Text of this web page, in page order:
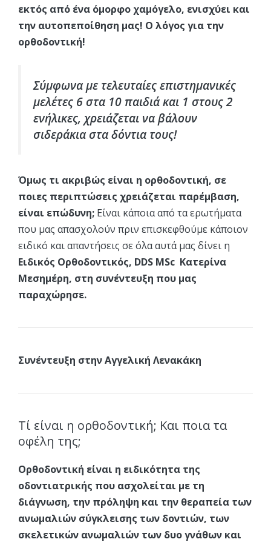
εκτός από ένα όμορφο χαμόγελο, ενισχύει και
την αυτοπεποίθηση μας! Ο λόγος για την
ορθοδοντική!
Σύμφωνα με τελευταίες επιστημανικές
μελέτες 6 στα 10 παιδιά και 1 στους 2
ενήλικες, χρειάζεται να βάλουν
σιδεράκια στα δόντια τους!
Όμως τι ακριβώς είναι η ορθοδοντική, σε
ποιες περιπτώσεις χρειάζεται παρέμβαση,
είναι επώδυνη; Είναι κάποια από τα ερωτήματα
που μας απασχολούν πριν επισκεφθούμε κάποιον
ειδικό και απαντήσεις σε όλα αυτά μας δίνει η
Ειδικός Ορθοδοντικός, DDS MSc Κατερίνα
Μεσημέρη, στη συνέντευξη που μας
παραχώρησε.
Συνέντευξη στην Αγγελική Λενακάκη
Τί είναι η ορθοδοντική; Και ποια τα
οφέλη της;
Ορθοδοντική είναι η ειδικότητα της
οδοντιατρικής που ασχολείται με τη
διάγνωση, την πρόληψη και την θεραπεία των
ανωμαλιών σύγκλεισης των δοντιών, των
σκελετικών ανωμαλιών των δυο γνάθων και